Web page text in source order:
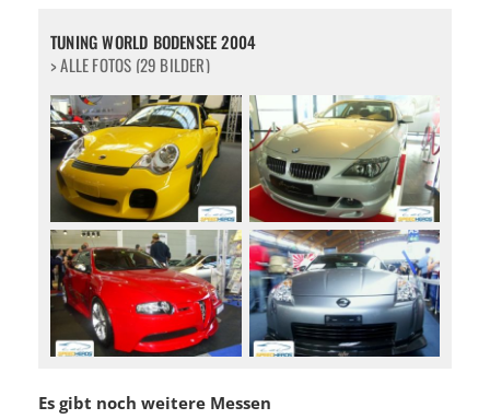
TUNING WORLD BODENSEE 2004
> ALLE FOTOS (29 BILDER)
Es gibt noch weitere Messen